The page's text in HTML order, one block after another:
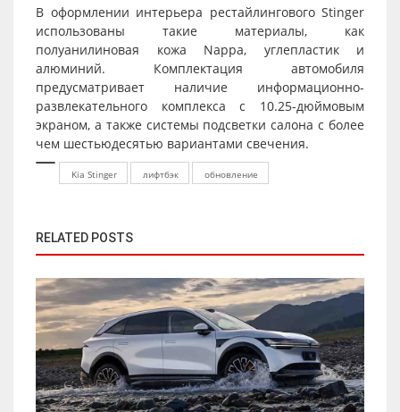
В оформлении интерьера рестайлингового Stinger
использованы такие материалы, как
полуанилиновая кожа Nappa, углепластик и
алюминий. Комплектация автомобиля
предусматривает наличие информационно-
развлекательного комплекса с 10.25-дюймовым
экраном, а также системы подсветки салона с более
чем шестьюдесятью вариантами свечения.
Kia Stinger лифтбэк обновление
RELATED POSTS